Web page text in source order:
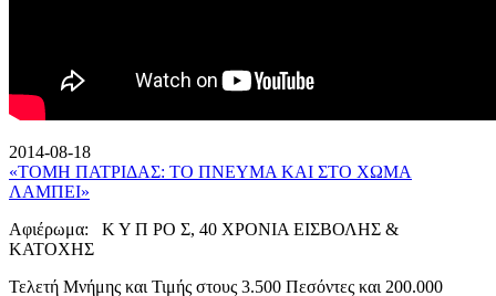
2014-08-18
«ΤΟΜΗ ΠΑΤΡΙΔΑΣ: ΤΟ ΠΝΕΥΜΑ ΚΑΙ ΣΤΟ ΧΩΜΑ
ΛΑΜΠΕΙ»
Αφιέρωμα: Κ Υ Π ΡΟ Σ, 40 ΧΡΟΝΙΑ ΕΙΣΒΟΛΗΣ &
ΚΑΤΟΧΗΣ
Τελετή Μνήμης και Τιμής στους 3.500 Πεσόντες και 200.000